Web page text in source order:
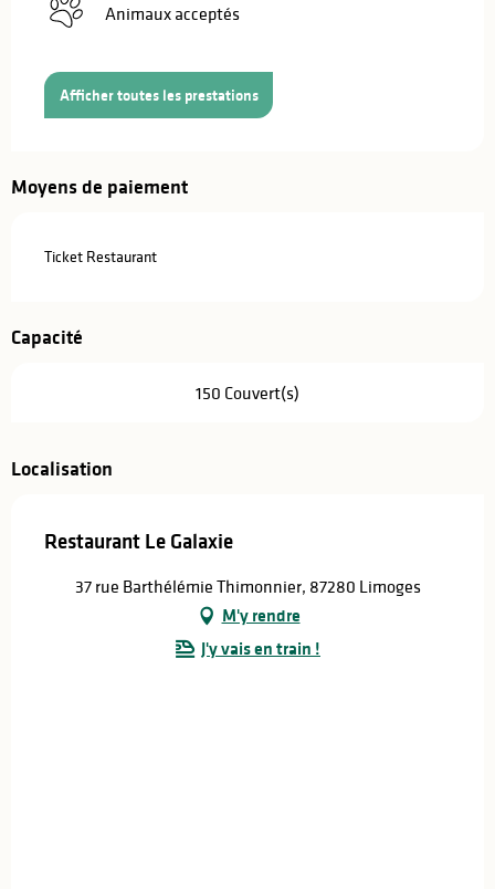
Animaux acceptés
Afficher toutes les prestations
Moyens de paiement
Ticket Restaurant
Capacité
150 Couvert(s)
Localisation
Restaurant Le Galaxie
37 rue Barthélémie Thimonnier, 87280 Limoges
M'y rendre
J'y vais en train !